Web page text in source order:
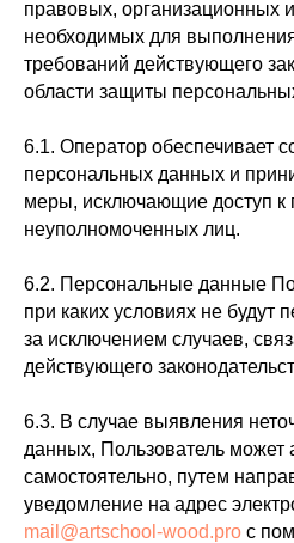
правовых, организационных
необходимых для
требований действующего
области защиты
6.1. Оператор обеспечивает
персональных данных и
меры, исключающие доступ
неуполномоченных лиц.
6.2. Персональные данные
при каких условиях не будут
за исключением случаев,
действующего
6.3. В случае выявления
данных, Пользователь может
самостоятельно, путем
уведомление на адрес
mail@artschool-wood.pro с